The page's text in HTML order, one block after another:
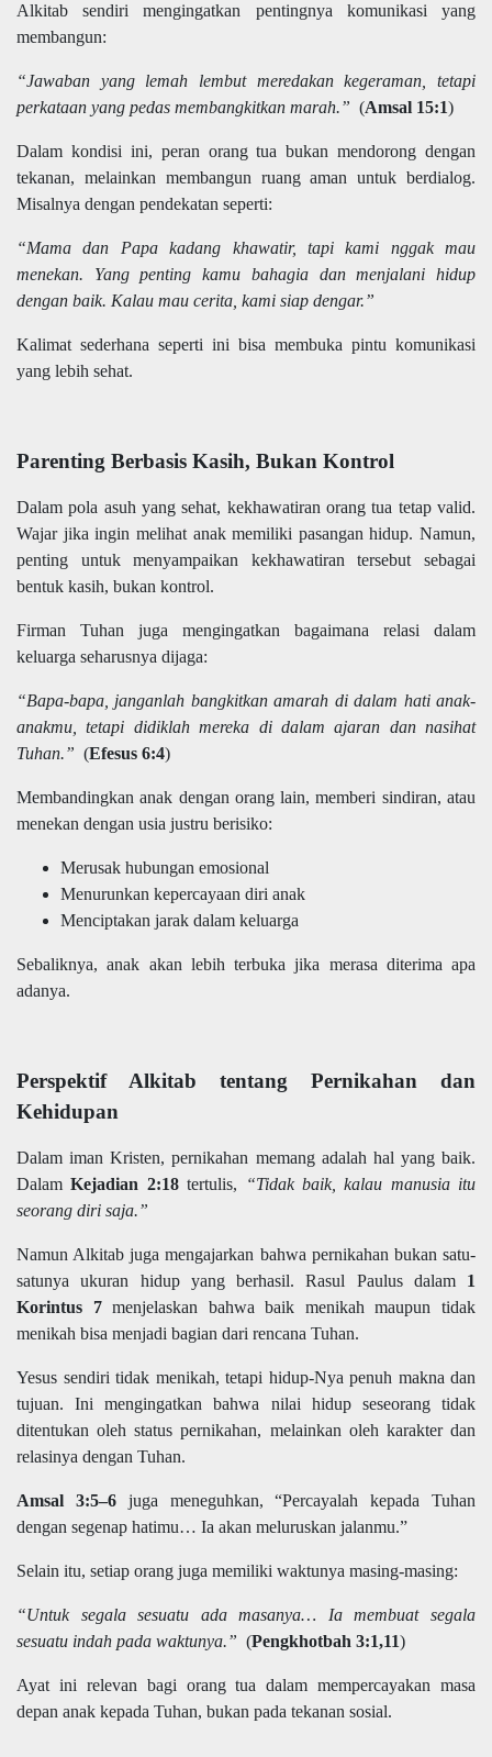
Alkitab sendiri mengingatkan pentingnya komunikasi yang
membangun:
“Jawaban yang lemah lembut meredakan kegeraman, tetapi
perkataan yang pedas membangkitkan marah.” (Amsal 15:1)
Dalam kondisi ini, peran orang tua bukan mendorong dengan
tekanan, melainkan membangun ruang aman untuk berdialog.
Misalnya dengan pendekatan seperti:
“Mama dan Papa kadang khawatir, tapi kami nggak mau
menekan. Yang penting kamu bahagia dan menjalani hidup
dengan baik. Kalau mau cerita, kami siap dengar.”
Kalimat sederhana seperti ini bisa membuka pintu komunikasi
yang lebih sehat.
Parenting Berbasis Kasih, Bukan Kontrol
Dalam pola asuh yang sehat, kekhawatiran orang tua tetap valid.
Wajar jika ingin melihat anak memiliki pasangan hidup. Namun,
penting untuk menyampaikan kekhawatiran tersebut sebagai
bentuk kasih, bukan kontrol.
Firman Tuhan juga mengingatkan bagaimana relasi dalam
keluarga seharusnya dijaga:
“Bapa-bapa, janganlah bangkitkan amarah di dalam hati anak-
anakmu, tetapi didiklah mereka di dalam ajaran dan nasihat
Tuhan.” (Efesus 6:4)
Membandingkan anak dengan orang lain, memberi sindiran, atau
menekan dengan usia justru berisiko:
Merusak hubungan emosional
Menurunkan kepercayaan diri anak
Menciptakan jarak dalam keluarga
Sebaliknya, anak akan lebih terbuka jika merasa diterima apa
adanya.
Perspektif Alkitab tentang Pernikahan dan
Kehidupan
Dalam iman Kristen, pernikahan memang adalah hal yang baik.
DalamKejadian 2:18tertulis,
“Tidak baik, kalau manusia itu
seorang diri saja.”
Namun Alkitab juga mengajarkan bahwa pernikahan bukan satu-
satunya ukuran hidup yang berhasil. Rasul Paulus dalam 1
Korintus 7menjelaskan bahwa baik menikah maupun tidak
menikah bisa menjadi bagian dari rencana Tuhan.
Yesus sendiri tidak menikah, tetapi hidup-Nya penuh makna dan
tujuan. Ini mengingatkan bahwa nilai hidup seseorang tidak
ditentukan oleh status pernikahan, melainkan oleh karakter dan
relasinya dengan Tuhan.
Amsal 3:5–6juga meneguhkan, “Percayalah kepada Tuhan
dengan segenap hatimu… Ia akan meluruskan jalanmu.”
Selain itu, setiap orang juga memiliki waktunya masing-masing:
“Untuk segala sesuatu ada masanya… Ia membuat segala
sesuatu indah pada waktunya.” (Pengkhotbah 3:1,11)
Ayat ini relevan bagi orang tua dalam mempercayakan masa
depan anak kepada Tuhan, bukan pada tekanan sosial.